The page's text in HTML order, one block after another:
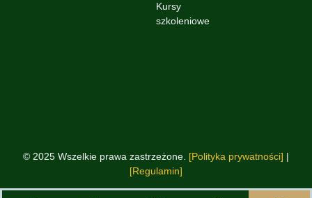
Kursy
szkoleniowe
© 2025 Wszelkie prawa zastrzeżone. [Polityka prywatności] |
[Regulamin]